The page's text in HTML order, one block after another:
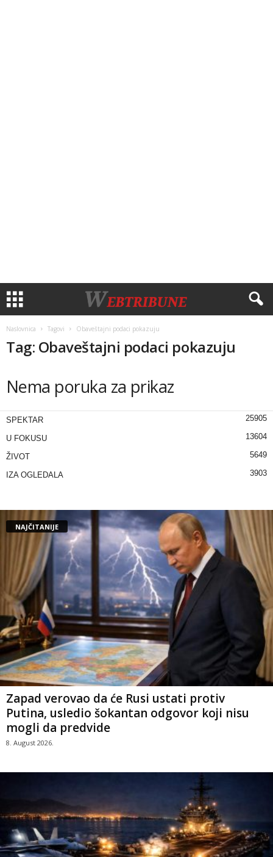
Naslovnica Tagovi Obaveštajni podaci pokazuju
Tag: Obaveštajni podaci pokazuju
Nema poruka za prikaz
SPEKTAR 25905
U FOKUSU 13604
ŽIVOT 5649
IZA OGLEDALA 3903
NAJČITANIJE
Zapad verovao da će Rusi ustati protiv
Putina, usledio šokantan odgovor koji nisu
mogli da predvide
8. August 2026.